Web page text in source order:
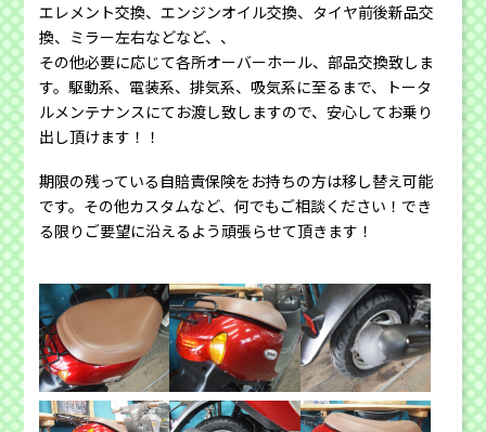
エレメント交換、エンジンオイル交換、タイヤ前後新品交
換、ミラー左右などなど、、
その他必要に応じて各所オーバーホール、部品交換致しま
す。駆動系、電装系、排気系、吸気系に至るまで、トータ
ルメンテナンスにてお渡し致しますので、安心してお乗り
出し頂けます！！
期限の残っている自賠責保険をお持ちの方は移し替え可能
です。その他カスタムなど、何でもご相談ください！でき
る限りご要望に沿えるよう頑張らせて頂きます！